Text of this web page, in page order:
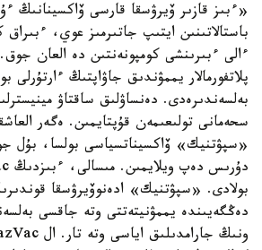
«ءبىز قازىر ۆيرۋسقا قارسى ۆاكسينانىڭ
باستالاتىنىن ايتىپ جاتىرمىز عوي، ءبىراق
ءالى ءبىرىنشى كومپونەنتىن دە العان
پلاتفورمالار يممۋندىق جاۋاپتىڭ ءارتۇرلى
بەلسەندىرەدى. دەنساۋلىق ساقتاۋ
سحەمانى تولىعىمەن قۇپتايمىن. ەگەر
«سپۋتنيك» ۆاكسيناتسياسى بولسا، بۇل
بولادى. «سپۋتنيك» ادەنوۆيرۋسقا
دەڭگەيىندە يممۋنيتەتتى وتە جاقسى